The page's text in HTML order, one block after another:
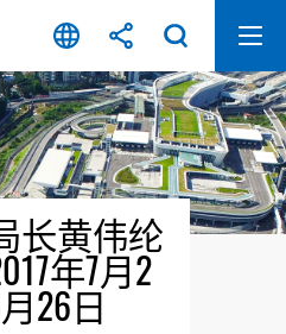
长黄伟纶
年7月2
26日